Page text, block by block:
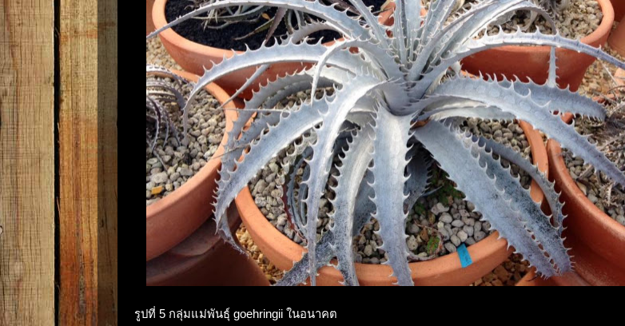
รูปที่ 5 กลุ่มแม่พันธุ์ goehringii ในอนาคต